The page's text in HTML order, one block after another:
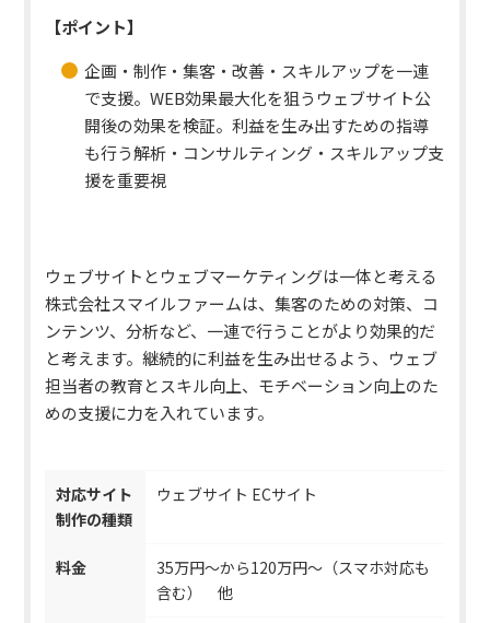
【ポイント】
企画・制作・集客・改善・スキルアップを一連
で支援。WEB効果最大化を狙うウェブサイト公
開後の効果を検証。利益を生み出すための指導
も行う解析・コンサルティング・スキルアップ支
援を重要視
ウェブサイトとウェブマーケティングは一体と考える
株式会社スマイルファームは、集客のための対策、コ
ンテンツ、分析など、一連で行うことがより効果的だ
と考えます。継続的に利益を生み出せるよう、ウェブ
担当者の教育とスキル向上、モチベーション向上のた
めの支援に力を入れています。
対応サイト
制作の種類
ウェブサイト ECサイト
料金
35万円～から120万円～（スマホ対応も
含む） 他